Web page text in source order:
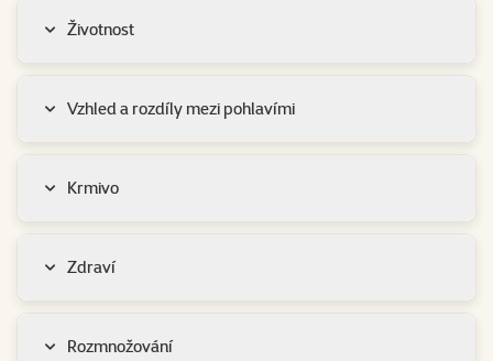
Životnost
Vzhled a rozdíly mezi pohlavími
Krmivo
Zdraví
Rozmnožování